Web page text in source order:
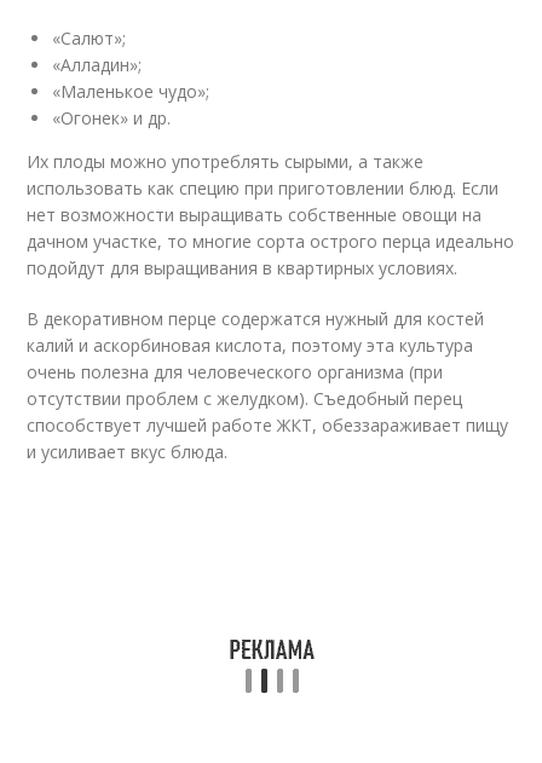
«Салют»;
«Алладин»;
«Маленькое чудо»;
«Огонек» и др.
Их плоды можно употреблять сырыми, а также
использовать как специю при приготовлении блюд. Если
нет возможности выращивать собственные овощи на
дачном участке, то многие сорта острого перца идеально
подойдут для выращивания в квартирных условиях.
В декоративном перце содержатся нужный для костей
калий и аскорбиновая кислота, поэтому эта культура
очень полезна для человеческого организма (при
отсутствии проблем с желудком). Съедобный перец
способствует лучшей работе ЖКТ, обеззараживает пищу
и усиливает вкус блюда.